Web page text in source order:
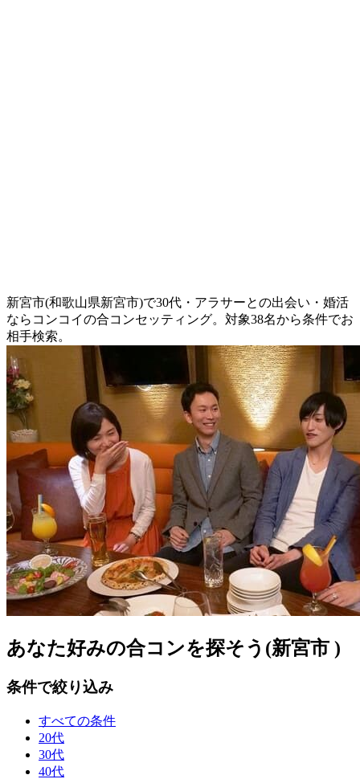
新宮市(和歌山県新宮市)で30代・アラサーとの出会い・婚活
ならコンコイの合コンセッティング。対象38名から条件でお
相手検索。
あなた好みの合コンを探そう(新宮市 )
条件で絞り込み
すべての条件
20代
30代
40代